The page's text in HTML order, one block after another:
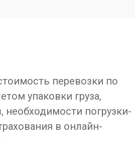
перевозки по
упаковки груза,
необходимости погрузки-
в онлайн-